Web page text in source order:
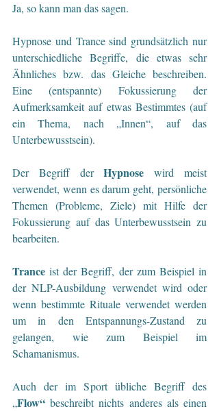
Ja, so kann man das sagen.
Hypnose und Trance sind grundsätzlich nur
unterschiedliche Begriffe, die etwas sehr
Ähnliches bzw. das Gleiche beschreiben.
Eine (entspannte) Fokussierung der
Aufmerksamkeit auf etwas Bestimmtes (auf
ein Thema, nach „Innen“, auf das
Unterbewusstsein).
Der Begriff der Hypnose wird meist
verwendet, wenn es darum geht, persönliche
Themen (Probleme, Ziele) mit Hilfe der
Fokussierung auf das Unterbewusstsein zu
bearbeiten.
Trance ist der Begriff, der zum Beispiel in
der NLP-Ausbildung verwendet wird oder
wenn bestimmte Rituale verwendet werden
um in den Entspannungs-Zustand zu
gelangen, wie zum Beispiel im
Schamanismus.
Auch der im Sport übliche Begriff des
„Flow“ beschreibt nichts anderes als einen